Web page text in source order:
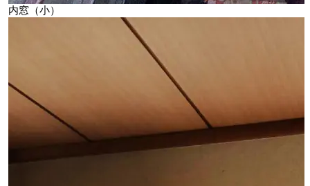
内窓（小）